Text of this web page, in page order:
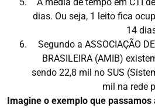
A média de tempo em CTI
dias. Ou seja, 1 leito fica
14
Segundo a ASSOCIAÇÃO
BRASILEIRA (AMIB)
sendo 22,8 mil no SUS
mil na rede
Imagine o exemplo que